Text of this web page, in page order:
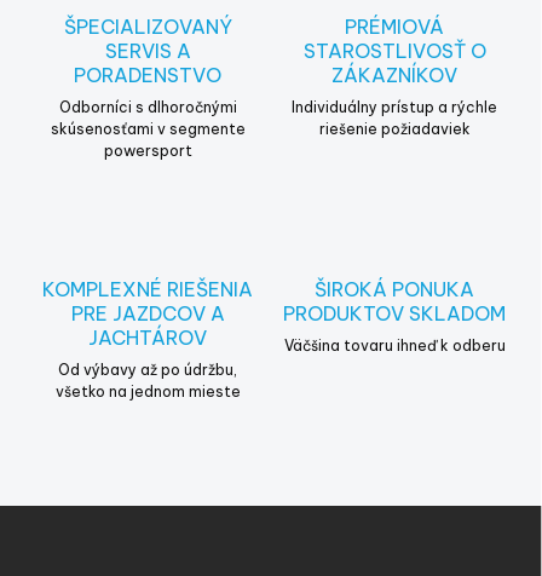
ŠPECIALIZOVANÝ
SERVIS A
PORADENSTVO
Odborníci s dlhoročnými
skúsenosťami v segmente
powersport
PRÉMIOVÁ
STAROSTLIVOSŤ O
ZÁKAZNÍKOV
Individuálny prístup a rýchle
riešenie požiadaviek
KOMPLEXNÉ RIEŠENIA
PRE JAZDCOV A
JACHTÁROV
Od výbavy až po údržbu,
všetko na jednom mieste
ŠIROKÁ PONUKA
PRODUKTOV SKLADOM
Väčšina tovaru ihneď k odberu